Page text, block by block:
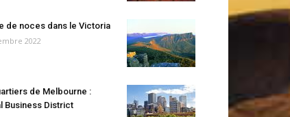
de noces dans le Victoria
2022
de Melbourne :
Business District